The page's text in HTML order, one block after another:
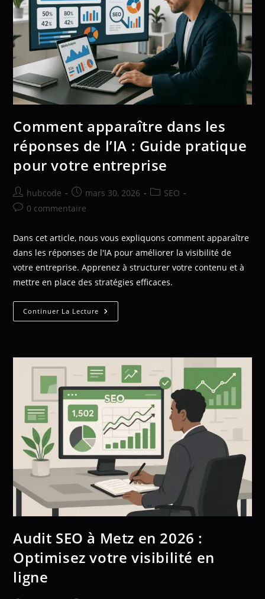
Comment apparaître dans les
réponses de l’IA : Guide pratique
pour votre entreprise
hubcode mars 30, 2026
SEO
0 commentaire
Dans cet article, nous vous expliquons comment apparaître
dans les réponses de l'IA pour améliorer la visibilité de
votre entreprise. Apprenez à structurer votre contenu et à
mettre en place des stratégies efficaces.
Continuer La Lecture
Audit SEO à Metz en 2026 :
Optimisez votre visibilité en
ligne